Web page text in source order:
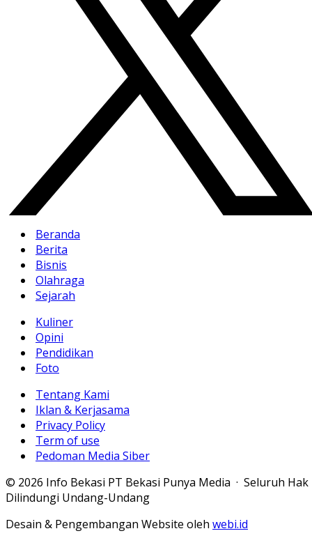
Beranda
Berita
Bisnis
Olahraga
Sejarah
Kuliner
Opini
Pendidikan
Foto
Tentang Kami
Iklan & Kerjasama
Privacy Policy
Term of use
Pedoman Media Siber
© 2026 Info Bekasi PT Bekasi Punya Media · Seluruh Hak
Dilindungi Undang-Undang
Desain & Pengembangan Website oleh webi.id